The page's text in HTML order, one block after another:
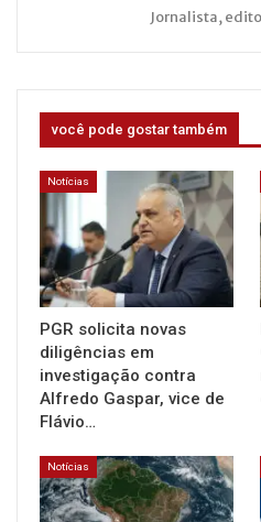
Jornalista,
você pode gostar também
Notícias
PGR solicita novas
diligências em
investigação contra
Alfredo Gaspar, vice de
Flávio…
Notícias